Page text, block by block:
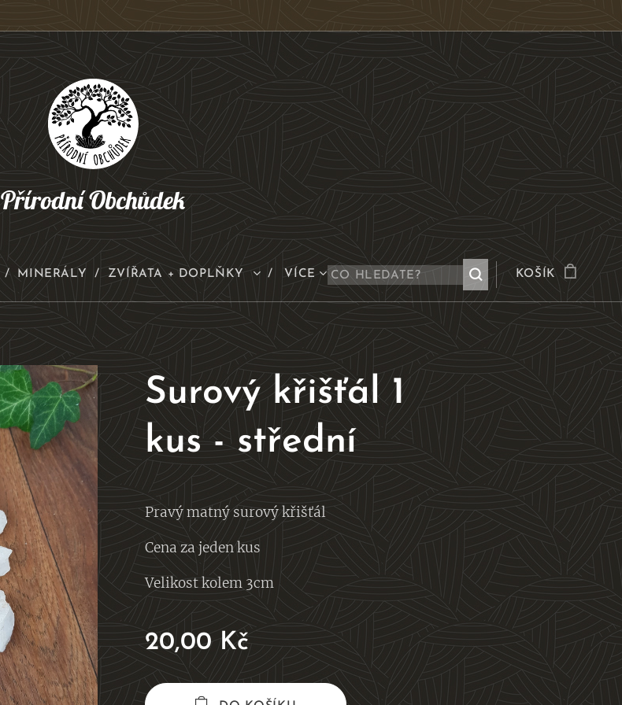
Přírodní Obchůdek
MINERÁLY ZVÍŘATA + DOPLŇKY VÍCE KOŠÍK
Surový křišťál 1
kus - střední
Pravý matný surový křišťál
Cena za jeden kus
Velikost kolem 3cm
20,00Kč